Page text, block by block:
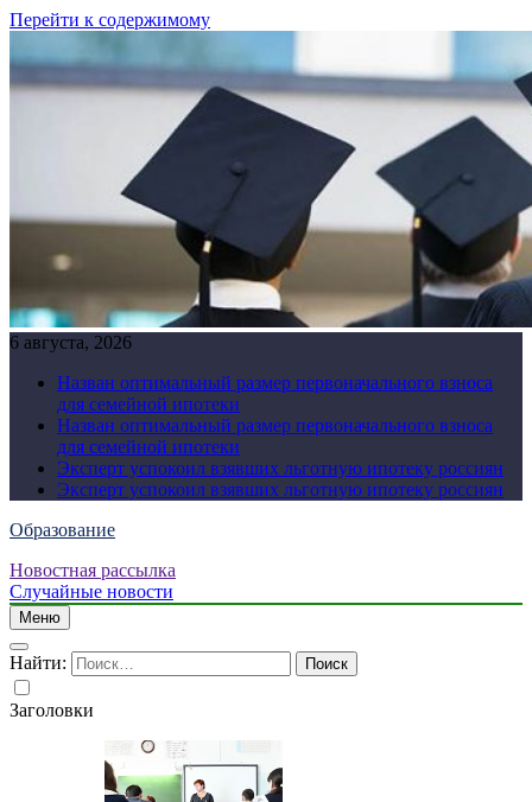
Перейти к содержимому
6 августа, 2026
Назван оптимальный размер первоначального взноса
для семейной ипотеки
Назван оптимальный размер первоначального взноса
для семейной ипотеки
Эксперт успокоил взявших льготную ипотеку россиян
Эксперт успокоил взявших льготную ипотеку россиян
Образование
Новостная рассылка
Случайные новости
Меню
Найти:
Заголовки